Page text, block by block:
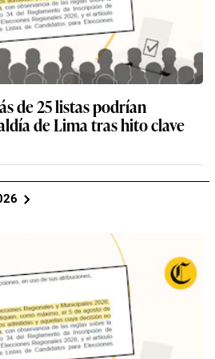
de 25 listas podrían
de Lima tras hito clave